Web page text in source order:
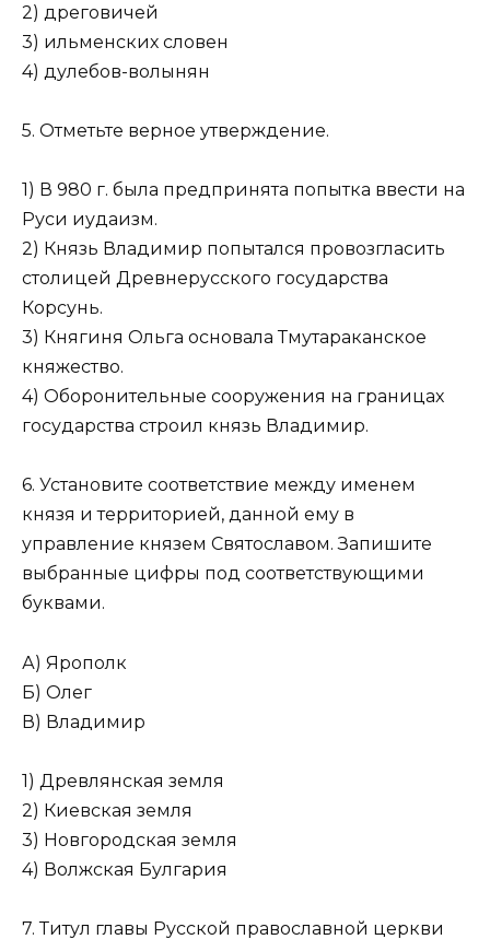
2) дреговичей
3) ильменских словен
4) дулебов-волынян
5. Отметьте верное утверждение.
1) В 980 г. была предпринята попытка ввести на
Руси иудаизм.
2) Князь Владимир попытался провозгласить
столицей Древнерусского государства
Корсунь.
3) Княгиня Ольга основала Тмутараканское
княжество.
4) Оборонительные сооружения на границах
государства строил князь Владимир.
6. Установите соответствие между именем
князя и территорией, данной ему в
управление князем Святославом. Запишите
выбранные цифры под соответству­ющими
буквами.
А) Ярополк
Б) Олег
В) Владимир
1) Древлянская земля
2) Киевская земля
3) Новгородская земля
4) Волжская Булгария
7. Титул главы Русской православной церкви